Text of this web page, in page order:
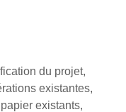
du projet,
existantes,
existants,